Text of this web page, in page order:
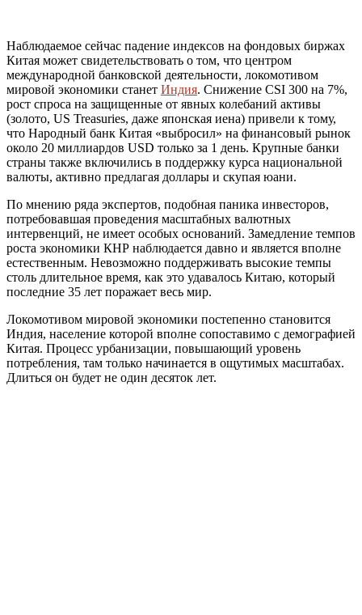
Наблюдаемое сейчас падение индексов на фондовых биржах
Китая может свидетельствовать о том, что центром
международной банковской деятельности, локомотивом
мировой экономики станет Индия. Снижение CSI 300 на 7%,
рост спроса на защищенные от явных колебаний активы
(золото, US Treasuries, даже японская иена) привели к тому,
что Народный банк Китая «выбросил» на финансовый рынок
около 20 миллиардов USD только за 1 день. Крупные банки
страны также включились в поддержку курса национальной
валюты, активно предлагая доллары и скупая юани.
По мнению ряда экспертов, подобная паника инвесторов,
потребовавшая проведения масштабных валютных
интервенций, не имеет особых оснований. Замедление темпов
роста экономики КНР наблюдается давно и является вполне
естественным. Невозможно поддерживать высокие темпы
столь длительное время, как это удавалось Китаю, который
последние 35 лет поражает весь мир.
Локомотивом мировой экономики постепенно становится
Индия, население которой вполне сопоставимо с демографией
Китая. Процесс урбанизации, повышающий уровень
потребления, там только начинается в ощутимых масштабах.
Длиться он будет не один десяток лет.